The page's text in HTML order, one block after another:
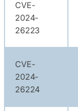
CVE-
2024-
26223
CVE-
2024-
26224